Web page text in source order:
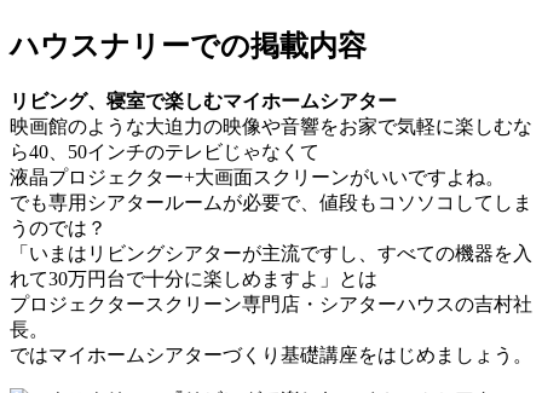
ハウスナリーでの掲載内容
リビング、寝室で楽しむマイホームシアター
映画館のような大迫力の映像や音響をお家で気軽に楽しむな
ら40、50インチのテレビじゃなくて
液晶プロジェクター+大画面スクリーンがいいですよね。
でも専用シアタールームが必要で、値段もコソソコしてしま
うのでは？
「いまはリビングシアターが主流ですし、すべての機器を入
れて30万円台で十分に楽しめますよ」とは
プロジェクタースクリーン専門店・シアターハウスの吉村社
長。
ではマイホームシアターづくり基礎講座をはじめましょう。